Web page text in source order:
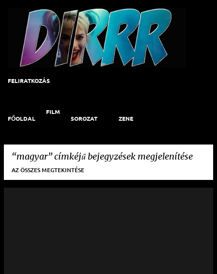
Ugrás a fő tartalomra
FELIRATKOZÁS
FŐOLDAL
FILM
SOROZAT
ZENE
magyar címkéjű bejegyzések megjelenítése
AZ ÖSSZES MEGTEKINTÉSE